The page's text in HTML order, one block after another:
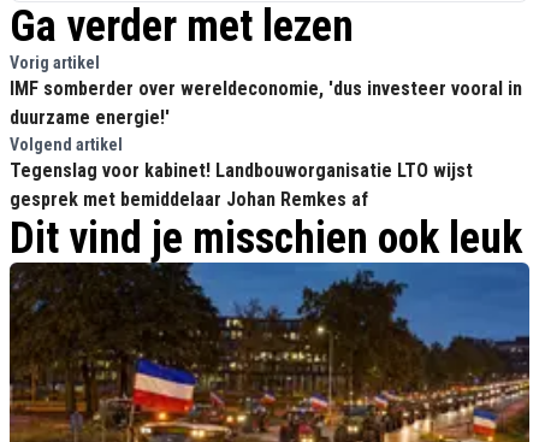
Ga verder met lezen
Vorig artikel
IMF somberder over wereldeconomie, 'dus investeer vooral in
duurzame energie!'
Volgend artikel
Tegenslag voor kabinet! Landbouworganisatie LTO wijst
gesprek met bemiddelaar Johan Remkes af
Dit vind je misschien ook leuk